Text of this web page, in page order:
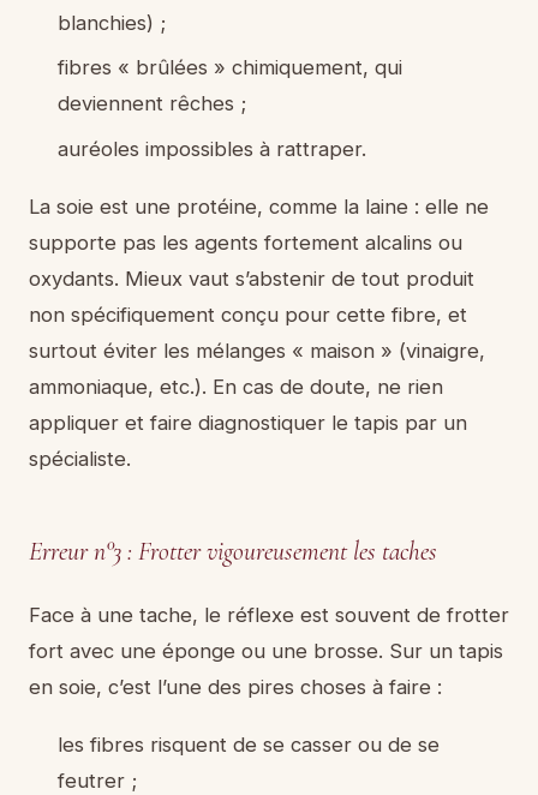
blanchies) ;
fibres « brûlées » chimiquement, qui
deviennent rêches ;
auréoles impossibles à rattraper.
La soie est une protéine, comme la laine : elle ne
supporte pas les agents fortement alcalins ou
oxydants. Mieux vaut s’abstenir de tout produit
non spécifiquement conçu pour cette fibre, et
surtout éviter les mélanges « maison » (vinaigre,
ammoniaque, etc.). En cas de doute, ne rien
appliquer et faire diagnostiquer le tapis par un
spécialiste.
Erreur n°3 : Frotter vigoureusement les taches
Face à une tache, le réflexe est souvent de frotter
fort avec une éponge ou une brosse. Sur un tapis
en soie, c’est l’une des pires choses à faire :
les fibres risquent de se casser ou de se
feutrer ;